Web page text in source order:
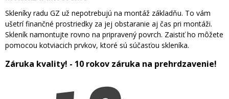
Skleníky radu GZ už nepotrebujú na montáž základňu. To vám
ušetrí finančné prostriedky za jej obstaranie aj čas pri montáži.
Skleník namontujte rovno na pripravený povrch. Zaistiť ho môžete
pomocou kotviacich prvkov, ktoré sú súčasťou skleníka.
Záruka kvality! - 10 rokov záruka na prehrdzavenie!